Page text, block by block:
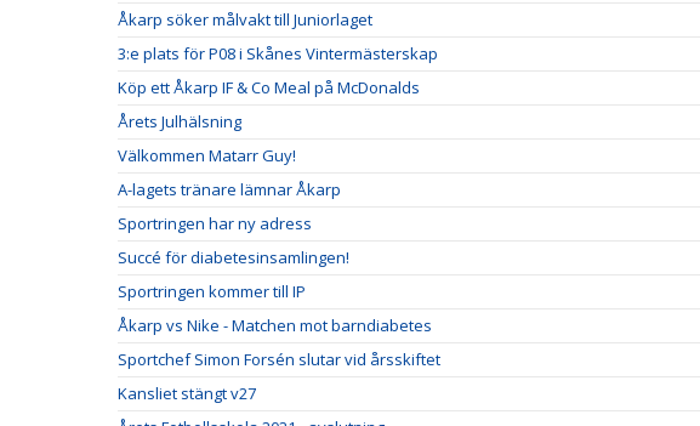
Åkarp söker målvakt till Juniorlaget
3:e plats för P08 i Skånes Vintermästerskap
Köp ett Åkarp IF & Co Meal på McDonalds
Årets Julhälsning
Välkommen Matarr Guy!
A-lagets tränare lämnar Åkarp
Sportringen har ny adress
Succé för diabetesinsamlingen!
Sportringen kommer till IP
Åkarp vs Nike - Matchen mot barndiabetes
Sportchef Simon Forsén slutar vid årsskiftet
Kansliet stängt v27